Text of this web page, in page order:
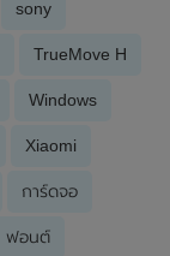
sony
TrueMove H
Windows
Xiaomi
การ์ดจอ
ฟอนต์